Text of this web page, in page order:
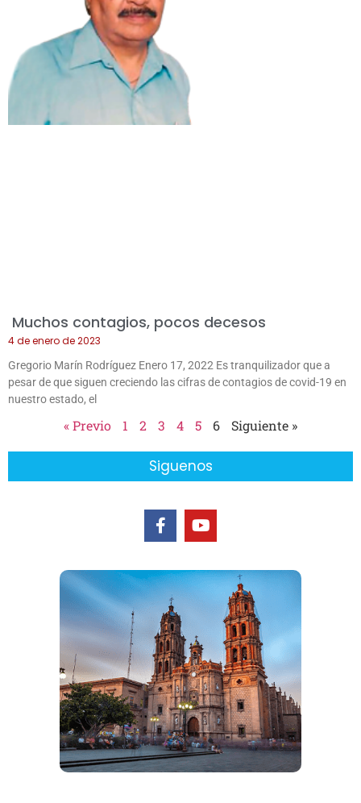
Muchos contagios, pocos decesos
4 de enero de 2023
Gregorio Marín Rodríguez Enero 17, 2022 Es tranquilizador que a
pesar de que siguen creciendo las cifras de contagios de covid-19 en
nuestro estado, el
« Previo 1 2 3 4 5 6 Siguiente »
Siguenos